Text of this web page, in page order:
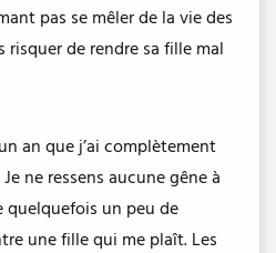
pas se mêler de la vie des
de rendre sa fille mal
an que j’ai complètement
ne ressens aucune gêne à
quelquefois un peu de
une fille qui me plaît. Les